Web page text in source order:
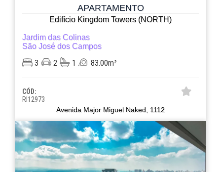
APARTAMENTO
Edifício Kingdom Towers (NORTH)
Jardim das Colinas
São José dos Campos
3 2 1 83.00m²
CÓD:
RI12973
Avenida Major Miguel Naked, 1112